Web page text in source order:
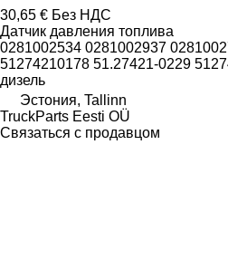
30,65 € Без НДС
Датчик давления топлива
0281002534 0281002937
51274210178 51.27421-0229
дизель
Эстония, Tallinn
TruckParts Eesti OÜ
Связаться с продавцом